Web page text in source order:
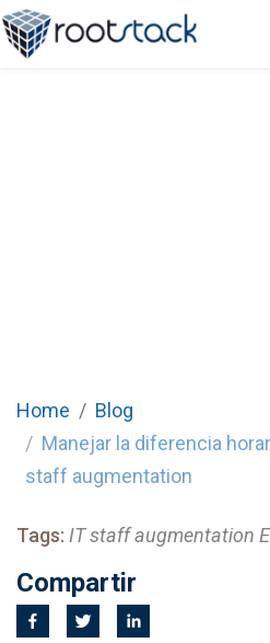
Home
Blog
Manejar la diferencia
staff augmentation
Tags: IT staff augmentation
Compartir